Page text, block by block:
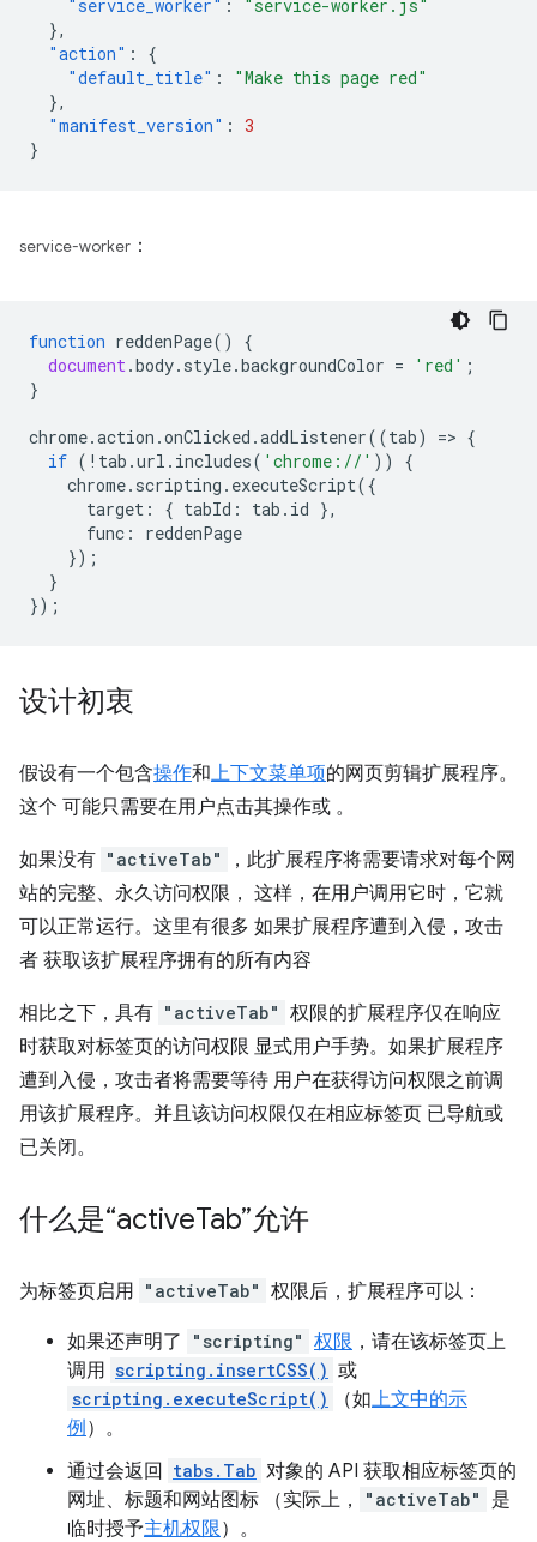
"service_worker" :
"service-worker.js"
},
"action" :
{
"default_title" :
"Make this page red"
},
"manifest_version" : 3
}
service-worker ：
function reddenPage()
{
document .body. style.backgroundColor = 'red' ;
}
chrome.action .onClicked .addListener((tab) => {
if ( ! tab .url . includes( 'chrome://' ))
{
chrome. scripting . executeScript({
target : { tabId : tab . id },
func :
reddenPage
});
}
});
设计初衷
假设有一个包含操作和上下文菜单项的网页剪辑扩展程序。
这个 可能只需要在用户点击其操作或 。
如果没有 "activeTab"
，此扩展程序将需要请求对每个网
站的完整、永久访问权限， 这样，在用户调用它时，它就
可以正常运行。这里有很多 如果扩展程序遭到入侵，攻击
者 获取该扩展程序拥有的所有内容
相比之下，具有 "activeTab" 权限的扩展程序仅在响应
时获取对标签页的访问权限 显式用户手势。如果扩展程序
遭到入侵，攻击者将需要等待 用户在获得访问权限之前调
用该扩展程序。并且该访问权限仅在相应标签页 已导航或
已关闭。
什么是“activeTab”允许
为标签页启用 "activeTab" 权限后，扩展程序可以：
如果还声明了 "scripting" 权限 ，请在该标签页上
调用 scripting.insertCSS() 或
scripting.executeScript() （如上文中的示
例）。
通过会返回 tabs.Tab 对象的 API 获取相应标签页的
网址、标题和网站图标 （实际上，
"activeTab"
是
临时授予主机权限）。